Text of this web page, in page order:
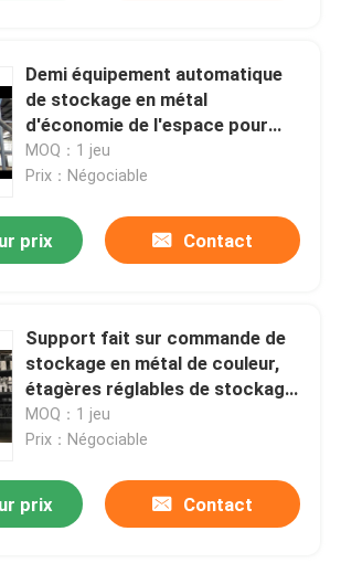
Demi équipement automatique
de stockage en métal
d'économie de l'espace pour
lourd/grand - classez la
cargaison
MOQ：1 jeu
Prix：Négociable
prix Contact
Support fait sur commande de
stockage en métal de couleur,
étagères réglables de stockage
avec la couche facultative
MOQ：1 jeu
Prix：Négociable
prix Contact